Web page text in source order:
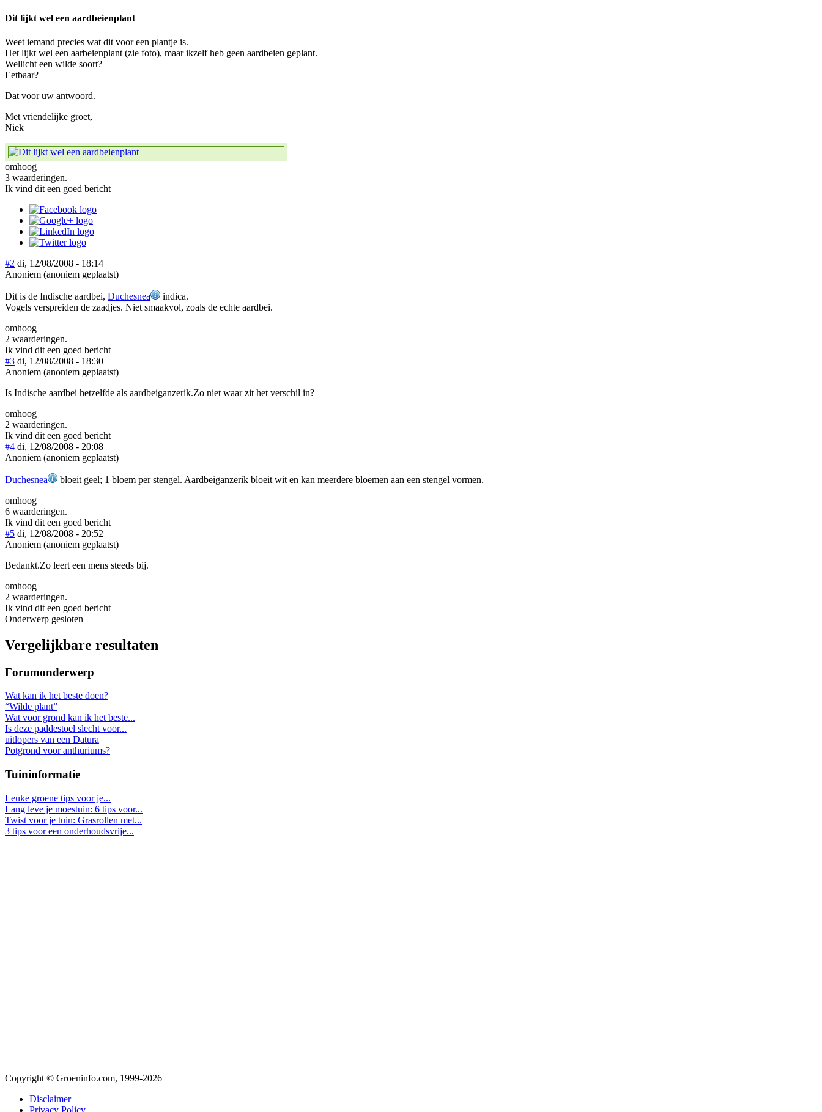
Dit lijkt wel een aardbeienplant
Weet iemand precies wat dit voor een plantje is.
Het lijkt wel een aarbeienplant (zie foto), maar ikzelf heb geen aardbeien geplant.
Wellicht een wilde soort?
Eetbaar?
Dat voor uw antwoord.
Met vriendelijke groet,
Niek
omhoog
3 waarderingen.
Ik vind dit een goed bericht
#2 di, 12/08/2008 - 18:14
Anoniem (anoniem geplaatst)
Dit is de Indische aardbei, Duchesnea
indica.
Vogels verspreiden de zaadjes. Niet smaakvol, zoals de echte aardbei.
omhoog
2 waarderingen.
Ik vind dit een goed bericht
#3 di, 12/08/2008 - 18:30
Anoniem (anoniem geplaatst)
Is Indische aardbei hetzelfde als aardbeiganzerik.Zo niet waar zit het verschil in?
omhoog
2 waarderingen.
Ik vind dit een goed bericht
#4 di, 12/08/2008 - 20:08
Anoniem (anoniem geplaatst)
Duchesnea
bloeit geel; 1 bloem per stengel. Aardbeiganzerik bloeit wit en kan meerdere bloemen aan een stengel vormen.
omhoog
6 waarderingen.
Ik vind dit een goed bericht
#5 di, 12/08/2008 - 20:52
Anoniem (anoniem geplaatst)
Bedankt.Zo leert een mens steeds bij.
omhoog
2 waarderingen.
Ik vind dit een goed bericht
Onderwerp gesloten
Vergelijkbare resultaten
Forumonderwerp
Wat kan ik het beste doen?
“Wilde plant”
Wat voor grond kan ik het beste...
Is deze paddestoel slecht voor...
uitlopers van een Datura
Potgrond voor anthuriums?
Tuininformatie
Leuke groene tips voor je...
Lang leve je moestuin: 6 tips voor...
Twist voor je tuin: Grasrollen met...
3 tips voor een onderhoudsvrije...
Copyright © Groeninfo.com, 1999-2026
Disclaimer
Privacy Policy